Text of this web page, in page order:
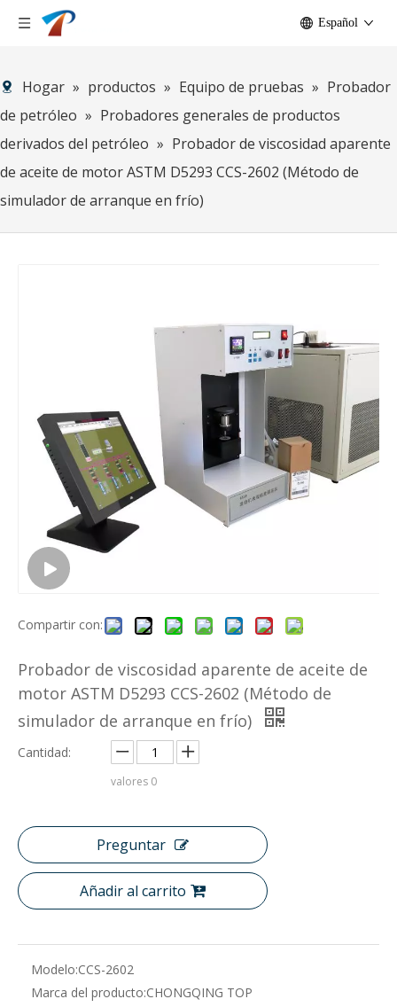
Español
Hogar » productos » Equipo de pruebas » Probador
de petróleo » Probadores generales de productos
derivados del petróleo » Probador de viscosidad aparente
de aceite de motor ASTM D5293 CCS-2602 (Método de
simulador de arranque en frío)
Compartir con:
Probador de viscosidad aparente de aceite de
motor ASTM D5293 CCS-2602 (Método de
simulador de arranque en frío)
Cantidad:
valores 0
Preguntar
Añadir al carrito
Modelo:CCS-2602
Marca del producto:CHONGQING TOP